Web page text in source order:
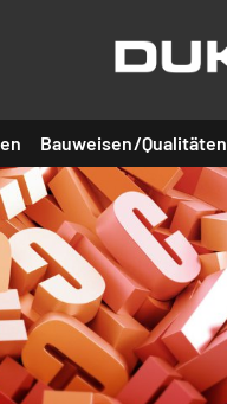
Bauweisen/Qualitäten